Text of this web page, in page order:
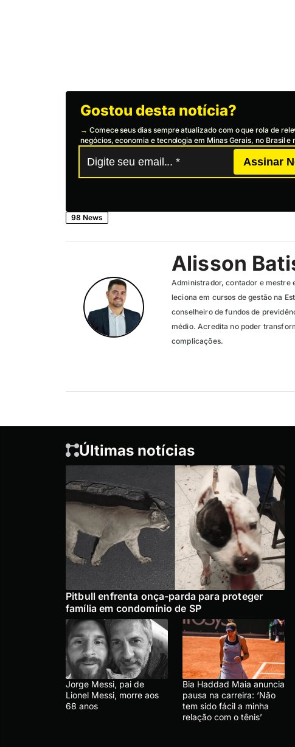
Gostou desta notícia?
→ Comece seus dias sempre atualizado com o que rola de
negócios, economia e tecnologia em Minas Gerais, no Brasil e
Assinar
98 News
Alisson
Administrador, contador e mestre
leciona em cursos de gestão na
conselheiro de fundos de
médio. Acredita no poder
complicações.
Últimas notícias
Pitbull enfrenta onça-parda para proteger
família em condomínio de SP
Jorge Messi, pai de
Lionel Messi, morre aos
68 anos
Bia Haddad Maia anuncia
pausa na carreira: ‘Não
tem sido fácil a minha
relação com o tênis’